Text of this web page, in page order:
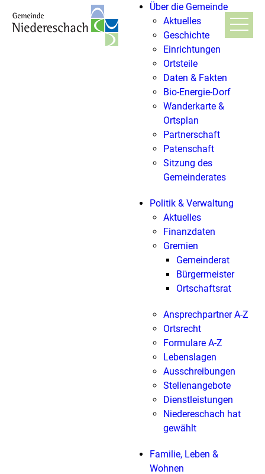
Über die Gemeinde
Aktuelles
Geschichte
Einrichtungen
Ortsteile
Daten & Fakten
Bio-Energie-Dorf
Wanderkarte &
Ortsplan
Partnerschaft
Patenschaft
Sitzung des
Gemeinderates
Politik & Verwaltung
Aktuelles
Finanzdaten
Gremien
Gemeinderat
Bürgermeister
Ortschaftsrat
Ansprechpartner A-Z
Ortsrecht
Formulare A-Z
Lebenslagen
Ausschreibungen
Stellenangebote
Dienstleistungen
Niedereschach hat
gewählt
Familie, Leben &
Wohnen